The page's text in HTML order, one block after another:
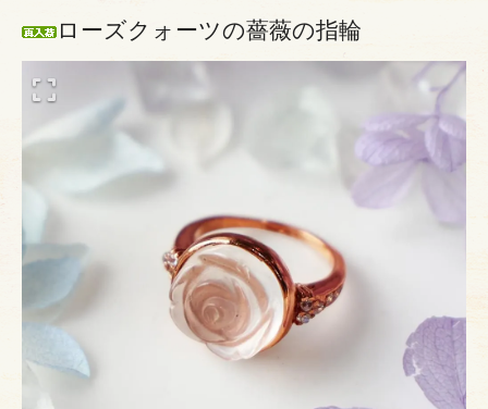
ローズクォーツの薔薇の指輪